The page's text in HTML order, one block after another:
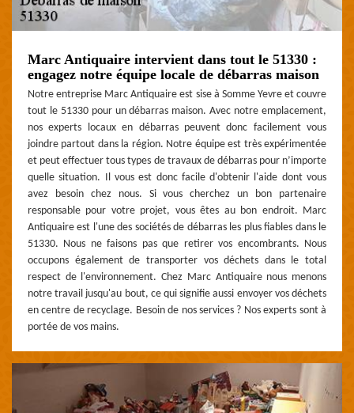
Marc Antiquaire intervient dans tout le 51330 :
engagez notre équipe locale de débarras maison
Notre entreprise Marc Antiquaire est sise à Somme Yevre et couvre
tout le 51330 pour un débarras maison. Avec notre emplacement,
nos experts locaux en débarras peuvent donc facilement vous
joindre partout dans la région. Notre équipe est très expérimentée
et peut effectuer tous types de travaux de débarras pour n’importe
quelle situation. Il vous est donc facile d'obtenir l'aide dont vous
avez besoin chez nous. Si vous cherchez un bon partenaire
responsable pour votre projet, vous êtes au bon endroit. Marc
Antiquaire est l'une des sociétés de débarras les plus fiables dans le
51330. Nous ne faisons pas que retirer vos encombrants. Nous
occupons également de transporter vos déchets dans le total
respect de l'environnement. Chez Marc Antiquaire nous menons
notre travail jusqu'au bout, ce qui signifie aussi envoyer vos déchets
en centre de recyclage. Besoin de nos services ? Nos experts sont à
portée de vos mains.